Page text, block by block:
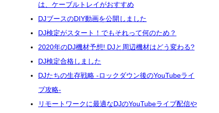
は、ケーブルトレイがおすすめ
DJブースのDIY動画を公開しました
DJ検定がスタート！でもそれって何のため？
2020年のDJ機材予想! DJと周辺機材はどう変わる?
DJ検定合格しました
DJたちの生存戦略 -ロックダウン後のYouTubeライ
ブ攻略-
リモートワークに最適なDJのYouTubeライブ配信や